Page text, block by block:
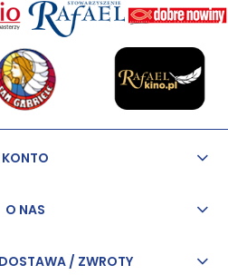
KONTO
O NAS
/ ZWROTY